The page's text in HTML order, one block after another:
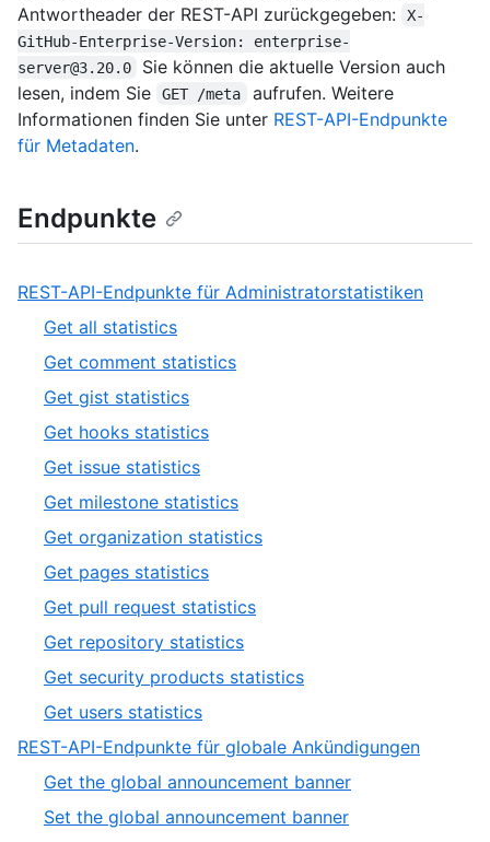
Antwortheader der REST-API zurückgegeben:
X-
GitHub-Enterprise-Version: enterprise-
server@3.20.0
Sie können die aktuelle Version auch
lesen, indem Sie
GET /meta
aufrufen. Weitere
Informationen finden Sie unter REST-API-Endpunkte
für Metadaten.
Endpunkte
REST-API-Endpunkte für Administratorstatistiken,
Get all statistics,
of
12
Get comment statistics,
Get gist statistics,
3
of
12
Get hooks statistics,
12
Get issue statistics,
of
12
Get milestone statistics,
6
of
Get organization statistics,
Get pages statistics,
8
of
12
Get pull request statistics,
12
Get repository statistics,
10
of
Get security products statistics,
12
Get users statistics,
12
of
12
REST-API-Endpunkte für globale Ankündigungen,
Get the global announcement banner,
Set the global announcement banner,